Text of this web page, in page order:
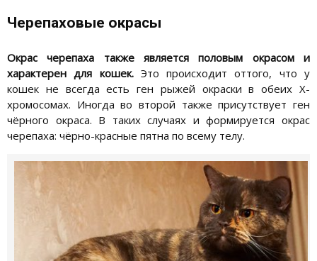
Черепаховые окрасы
Окрас черепаха также является половым окрасом и
характерен для кошек.Это происходит оттого, что у
кошек не всегда есть ген рыжей окраски в обеих Х-
хромосомах. Иногда во второй также присутствует ген
чёрного окраса. В таких случаях и формируется окрас
черепаха: чёрно-красные пятна по всему телу.